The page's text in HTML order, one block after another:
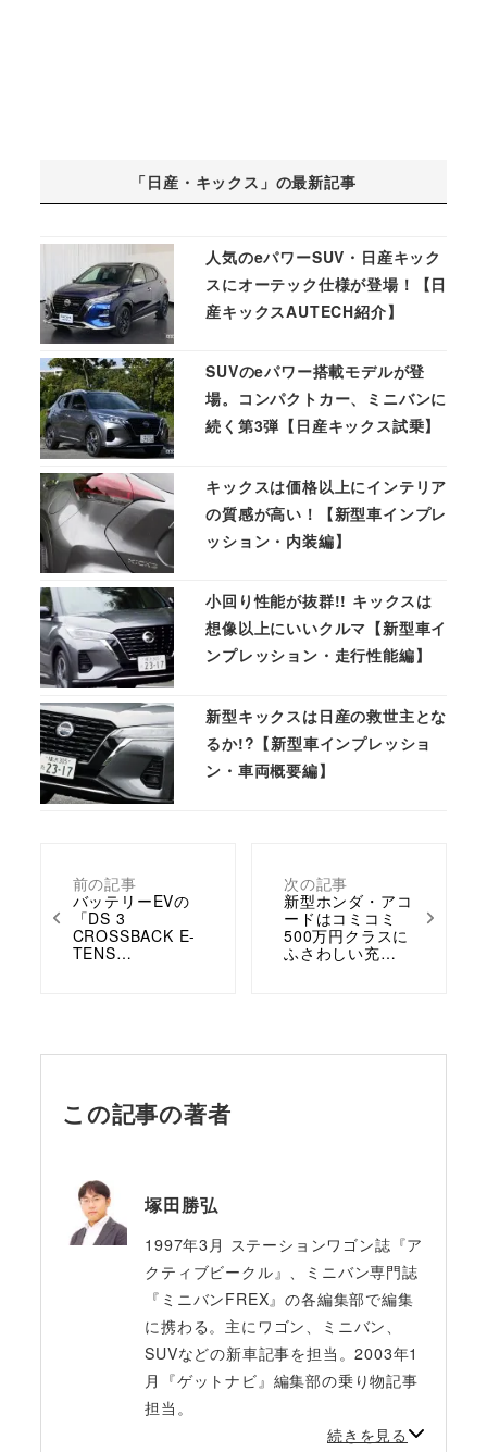
前の記事
バッテリーEVの
「DS 3
CROSSBACK E-
TENS…
次の記事
新型ホンダ・アコ
ードはコミコミ
500万円クラスに
ふさわしい充…
「日産・キックス」の最新記事
人気のeパワーSUV・日産キック
スにオーテック仕様が登場！【日
産キックスAUTECH紹介】
SUVのeパワー搭載モデルが登
場。コンパクトカー、ミニバンに
続く第3弾【日産キックス試乗】
キックスは価格以上にインテリア
の質感が高い！【新型車インプレ
ッション・内装編】
小回り性能が抜群!! キックスは
想像以上にいいクルマ【新型車イ
ンプレッション・走行性能編】
新型キックスは日産の救世主とな
るか!?【新型車インプレッショ
ン・車両概要編】
この記事の著者
塚田勝弘
1997年3月 ステーションワゴン誌『ア
クティブビークル』、ミニバン専門誌
『ミニバンFREX』の各編集部で編集
に携わる。主にワゴン、ミニバン、
SUVなどの新車記事を担当。2003年1
月『ゲットナビ』編集部の乗り物記事
担当。
続きを見る